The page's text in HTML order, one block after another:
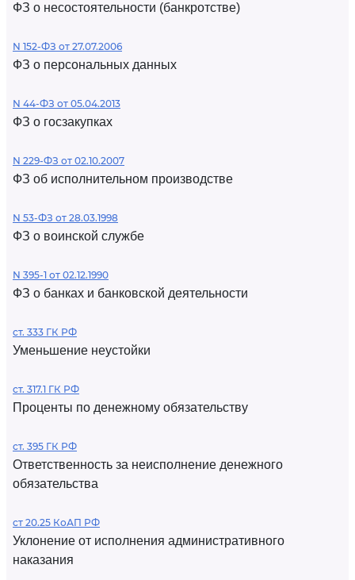
ФЗ о несостоятельности (банкротстве)
N 152-ФЗ от 27.07.2006
ФЗ о персональных данных
N 44-ФЗ от 05.04.2013
ФЗ о госзакупках
N 229-ФЗ от 02.10.2007
ФЗ об исполнительном производстве
N 53-ФЗ от 28.03.1998
ФЗ о воинской службе
N 395-1 от 02.12.1990
ФЗ о банках и банковской деятельности
ст. 333 ГК РФ
Уменьшение неустойки
ст. 317.1 ГК РФ
Проценты по денежному обязательству
ст. 395 ГК РФ
Ответственность за неисполнение денежного
обязательства
ст 20.25 КоАП РФ
Уклонение от исполнения административного
наказания